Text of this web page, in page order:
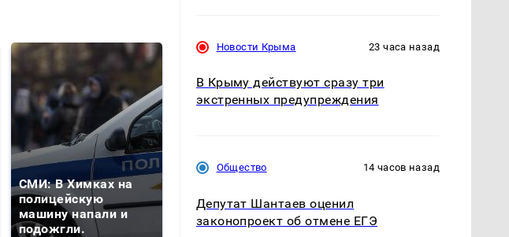
СМИ: В Химках на
полицейскую
машину напали и
подожгли.
На Урале из казны
были украдены 18
миллионов рублей
Как выглядит место
крушение вертолета на
Кавказе: смотреть
Новости Крыма 23 часа назад
В Крыму действуют сразу три
экстренных предупреждения
Общество 14 часов назад
Депутат Шантаев оценил
законопроект об отмене ЕГЭ